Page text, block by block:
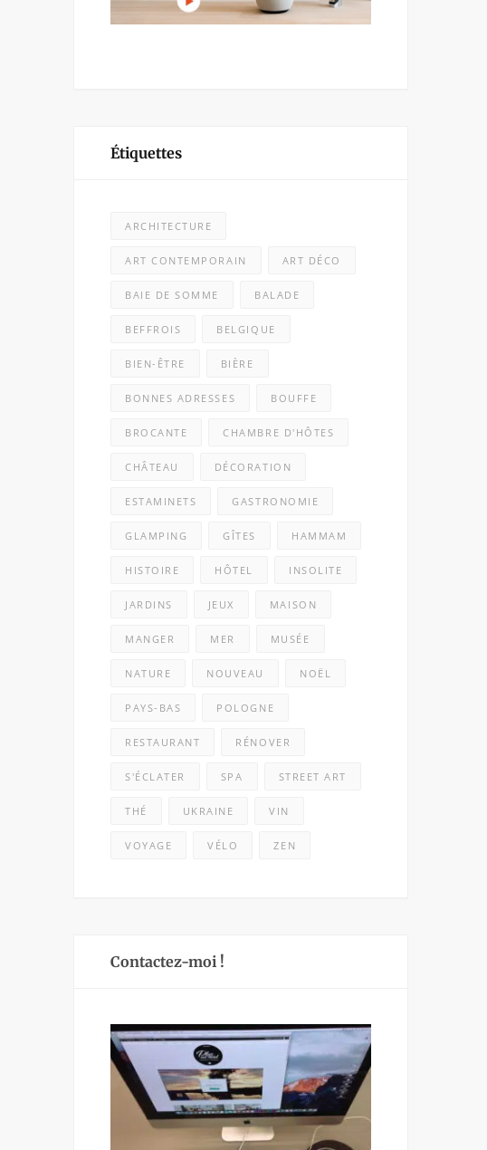
Étiquettes
ARCHITECTURE
ART CONTEMPORAIN ART DÉCO
BAIE DE SOMME BALADE
BEFFROIS BELGIQUE
BIEN-ÊTRE BIÈRE
BONNES ADRESSES BOUFFE
BROCANTE CHAMBRE D'HÔTES
CHÂTEAU DÉCORATION
ESTAMINETS GASTRONOMIE
GLAMPING GÎTES HAMMAM
HISTOIRE HÔTEL INSOLITE
JARDINS JEUX MAISON
MANGER MER MUSÉE
NATURE NOUVEAU NOËL
PAYS-BAS POLOGNE
RESTAURANT RÉNOVER
S'ÉCLATER SPA STREET ART
THÉ UKRAINE VIN
VOYAGE VÉLO ZEN
Contactez-moi !